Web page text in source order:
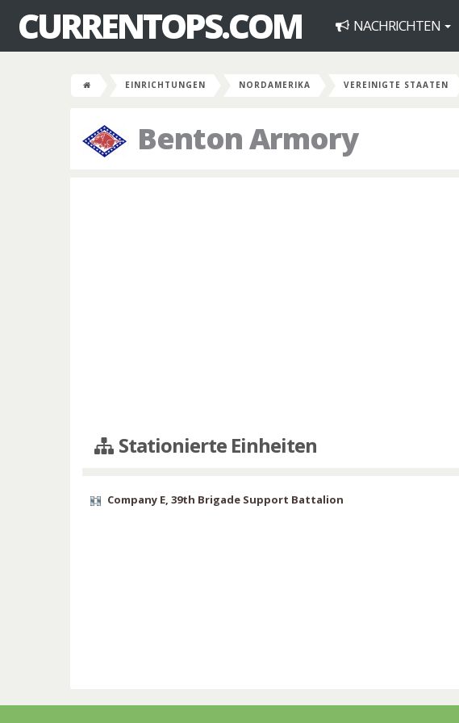
CURRENTOPS.COM NACHRICHTEN
EINRICHTUNGEN NORDAMERIKA VEREINIGTE STAATEN
Benton Armory
Stationierte Einheiten
Company E, 39th Brigade Support Battalion